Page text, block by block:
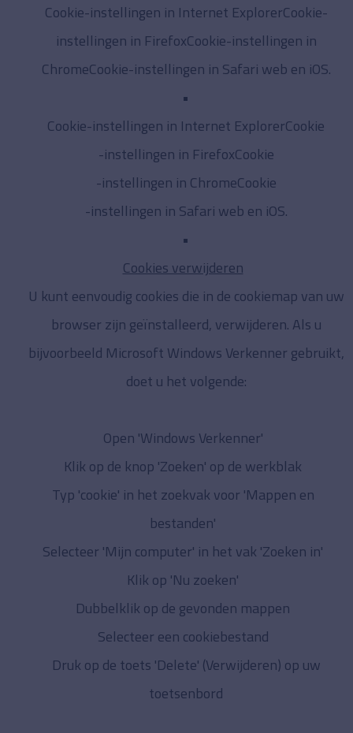
Cookie-instellingen in Internet ExplorerCookie-
instellingen in FirefoxCookie-instellingen in
ChromeCookie-instellingen in Safari web en iOS.
Cookie-instellingen in Internet ExplorerCookie
-instellingen in FirefoxCookie
-instellingen in ChromeCookie
-instellingen in Safari web en iOS.
Cookies verwijderen
U kunt eenvoudig cookies die in de cookiemap van uw
browser zijn geïnstalleerd, verwijderen. Als u
bijvoorbeeld Microsoft Windows Verkenner gebruikt,
doet u het volgende:
Open 'Windows Verkenner'
Klik op de knop 'Zoeken' op de werkblak
Typ 'cookie' in het zoekvak voor 'Mappen en
bestanden'
Selecteer 'Mijn computer' in het vak 'Zoeken in'
Klik op 'Nu zoeken'
Dubbelklik op de gevonden mappen
Selecteer een cookiebestand
Druk op de toets 'Delete' (Verwijderen) op uw
toetsenbord